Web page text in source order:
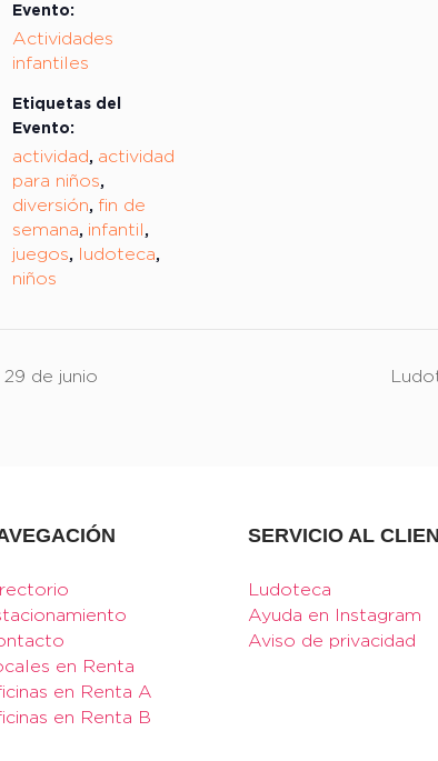
Evento:
Actividades
infantiles
Etiquetas del
Evento:
actividad, actividad
para niños,
diversión, fin de
semana, infantil ,
juegos, ludoteca,
niños
de junio
en Renta
en Renta A
en Renta B
SERVICIO AL
Ludoteca
Ayuda en Instagram
Aviso de privacidad